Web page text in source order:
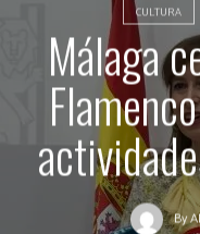
CULTURA
Málaga
By